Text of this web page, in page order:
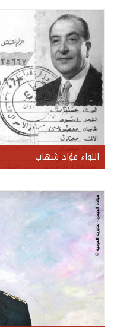
اللواء فؤاد شهاب